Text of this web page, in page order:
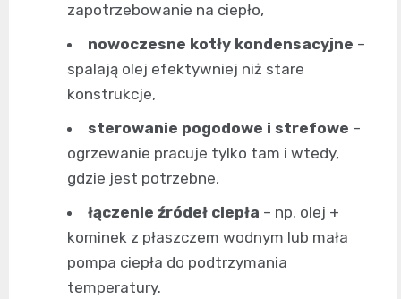
zapotrzebowanie na ciepło,
nowoczesne kotły kondensacyjne –
spalają olej efektywniej niż stare
konstrukcje,
sterowanie pogodowe i strefowe –
ogrzewanie pracuje tylko tam i wtedy,
gdzie jest potrzebne,
łączenie źródeł ciepła – np. olej +
kominek z płaszczem wodnym lub mała
pompa ciepła do podtrzymania
temperatury.